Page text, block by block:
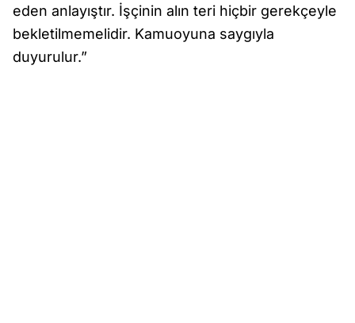
eden anlayıştır. İşçinin alın teri hiçbir gerekçeyle
bekletilmemelidir. Kamuoyuna saygıyla
duyurulur.”